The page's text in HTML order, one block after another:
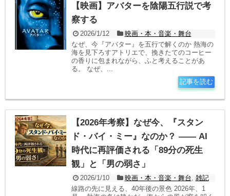
【映画】アバターを陰陽五行説で考
察する
2026/1/12
映画・本・音楽・舞台
なぜ、今『アバター』を五行で解くのか 熱海の
海を見下ろすアトリエで、挽きたてのコーヒー
の香りに包まれながら、ふと考えることがあ
る。 なぜ、...
記事を読む
【2026年考察】なぜ今、『スタン
ド・バイ・ミー』なのか？ —— AI
時代に再評価される「89分の死生
観」と「男の弱さ」
2026/1/10 映画・本・音楽・舞台 雑記
線路の先に見える、40年後の景色 2026年、1